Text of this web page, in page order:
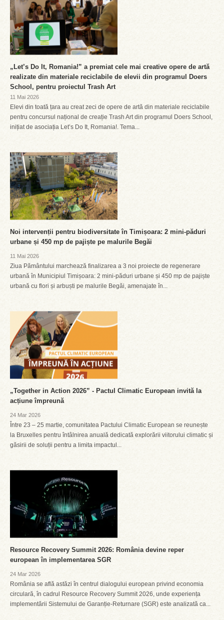
„Let’s Do It, Romania!” a premiat cele mai creative opere de artă
realizate din materiale reciclabile de elevii din programul Doers
School, pentru proiectul Trash Art
11 Mai 2026
Elevi din toată țara au creat zeci de opere de artă din materiale reciclabile
pentru concursul național de creație Trash Art din programul Doers School,
inițiat de asociația Let’s Do It, Romania!. Tema...
Noi intervenții pentru biodiversitate în Timișoara: 2 mini-păduri
urbane și 450 mp de pajiște pe malurile Begăi
11 Mai 2026
Ziua Pământului marchează finalizarea a 3 noi proiecte de regenerare
urbană în Municipiul Timișoara: 2 mini-păduri urbane și 450 mp de pajiște
urbană cu flori și arbuști pe malurile Begăi, amenajate în...
„Together in Action 2026” - Pactul Climatic European invită la
acțiune împreună
24 Mar 2026
Între 23 – 25 martie, comunitatea Pactului Climatic European se reunește
la Bruxelles pentru întâlnirea anuală dedicată explorării viitorului climatic și
găsirii de soluții pentru a limita impactul...
Resource Recovery Summit 2026: România devine reper
european în implementarea SGR
24 Mar 2026
România se află astăzi în centrul dialogului european privind economia
circulară, în cadrul Resource Recovery Summit 2026, unde experiența
implementării Sistemului de Garanție-Returnare (SGR) este analizată ca...